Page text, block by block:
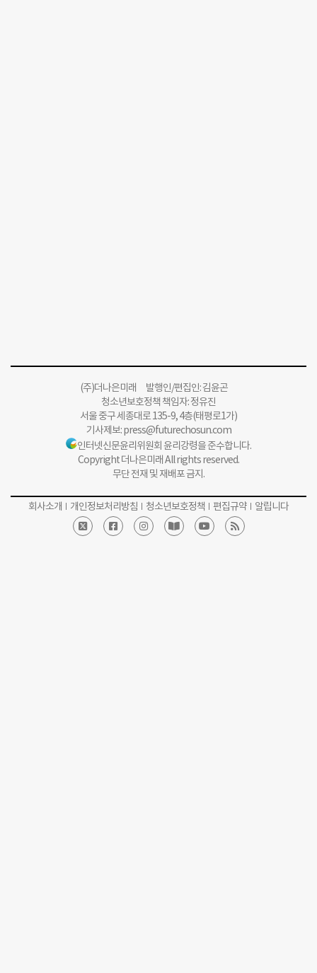
(주)더나은미래 발행인/편집인: 김윤곤
청소년보호정책 책임자: 정유진
서울 중구 세종대로 135-9, 4층(태평로1가)
기사제보:press@futurechosun.com
인터넷신문윤리위원회 윤리강령을 준수합니다.
Copyright 더나은미래 All rights reserved.
무단 전재 및 재배포 금지.
회사소개 개인정보처리방침 청소년보호정책 편집규약 알립니다